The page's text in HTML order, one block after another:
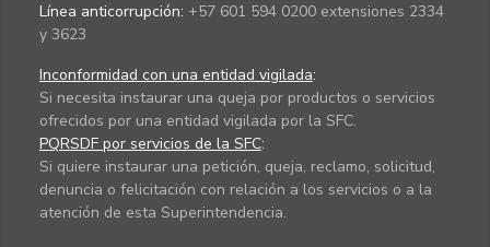
Línea anticorrupción: +57 601 594 0200 extensiones 2334
y 3623
Inconformidad con una entidad vigilada:
Si necesita instaurar una queja por productos o servicios
ofrecidos por una entidad vigilada por la SFC.
PQRSDF por servicios de la SFC:
Si quiere instaurar una petición, queja, reclamo, solicitud,
denuncia o felicitación con relación a los servicios o a la
atención de esta Superintendencia.